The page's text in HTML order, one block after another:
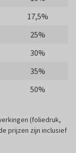
17,5%
25%
30%
35%
50%
(foliedruk,
prijzen zijn inclusief